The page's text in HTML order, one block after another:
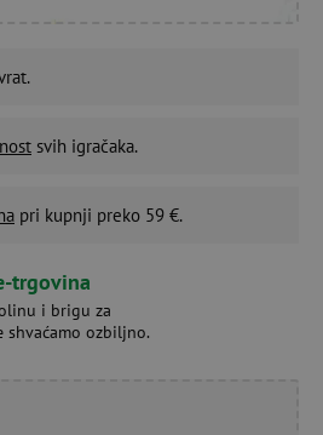
svih igračaka.
pri kupnji preko 59 €.
trgovina
i brigu za
shvaćamo ozbiljno.